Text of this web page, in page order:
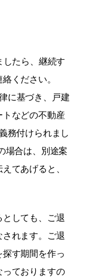
したら、継続す
ください。
に基づき、戸建
などの不動産
務付けられまし
場合は、別途案
てあげると、
しても、ご退
れます。ご退
す期間を作っ
ておりますの